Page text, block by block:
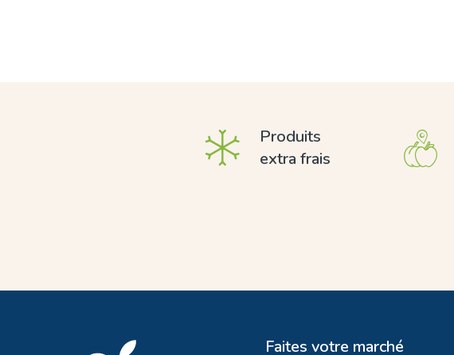
Produits
extra frais
Faites votre marché